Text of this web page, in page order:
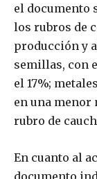
el documento
los rubros de
producción y
semillas, con
el 17%;
en una menor
rubro de
En cuanto al